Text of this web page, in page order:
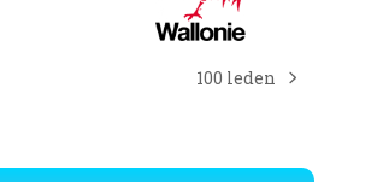
next
100 leden